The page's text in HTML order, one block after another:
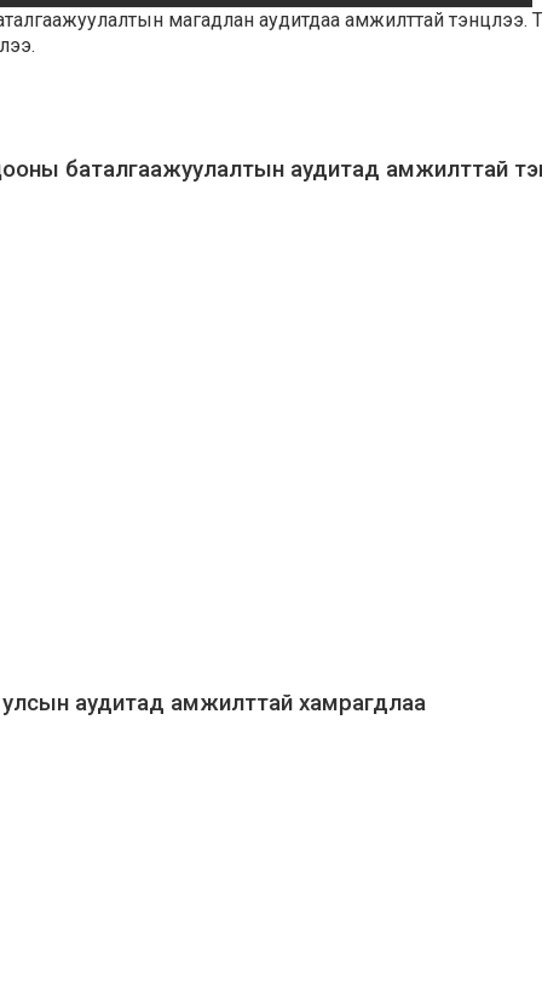
магадлан аудитдаа амжилттай тэнцлээ.
баталгаажуулалтын аудитад амжилттай
аудитад амжилттай хамрагдлаа